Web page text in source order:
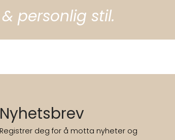
personlig stil.
Nyhetsbrev
Registrer deg for å motta nyheter og